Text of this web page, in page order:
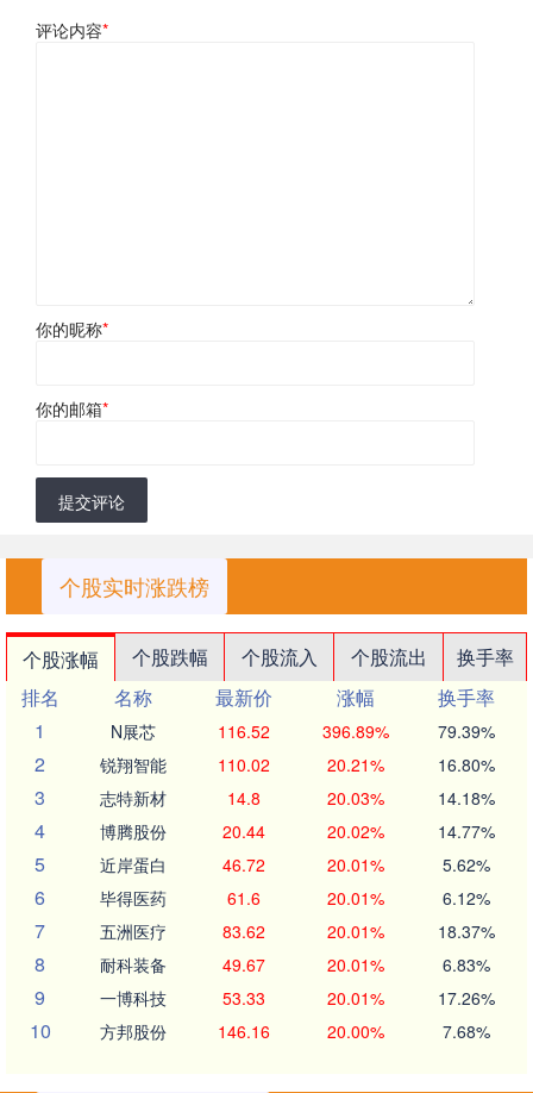
评论内容*
你的昵称*
你的邮箱*
提交评论
个股实时涨跌榜
个股涨幅 个股跌幅 个股流入 个股流出
换手率
排名
名称 最新价 涨幅
换手率
1
N展芯 116.52 396.89% 79.39%
2 锐翔智能 110.02 20.21% 16.80%
3 志特新材 14.8 20.03% 14.18%
4 博腾股份 20.44 20.02% 14.77%
5 近岸蛋白 46.72 20.01% 5.62%
6 毕得医药 61.6 20.01% 6.12%
7 五洲医疗 83.62 20.01% 18.37%
8 耐科装备 49.67 20.01% 6.83%
9 一博科技 53.33 20.01% 17.26%
10 方邦股份 146.16 20.00% 7.68%